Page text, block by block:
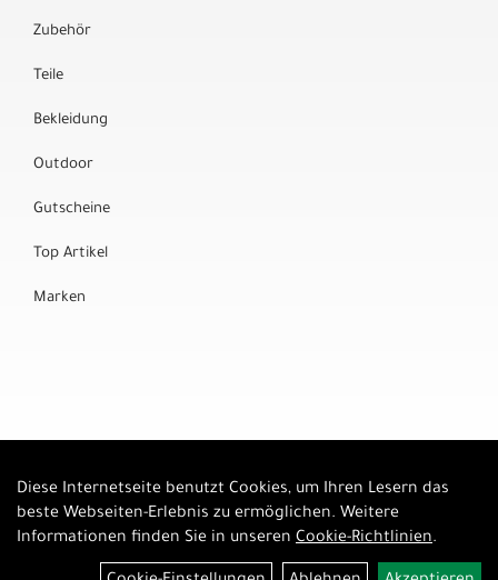
Zubehör
Teile
Bekleidung
Outdoor
Gutscheine
Top Artikel
Marken
Diese Internetseite benutzt Cookies, um Ihren Lesern das
beste Webseiten-Erlebnis zu ermöglichen. Weitere
Informationen finden Sie in unseren Cookie-Richtlinien.
Auftrag widerrufen